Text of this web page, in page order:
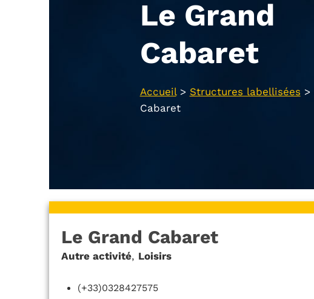
Le Grand
Cabaret
Accueil> Structures labellisées >
Cabaret
Le Grand Cabaret
Autre activité, Loisirs
(+33)0328427575